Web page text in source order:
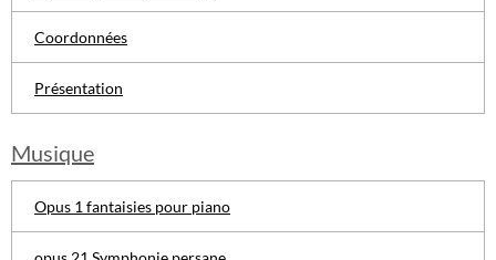
Coordonnées
Présentation
Musique
Opus 1 fantaisies pour piano